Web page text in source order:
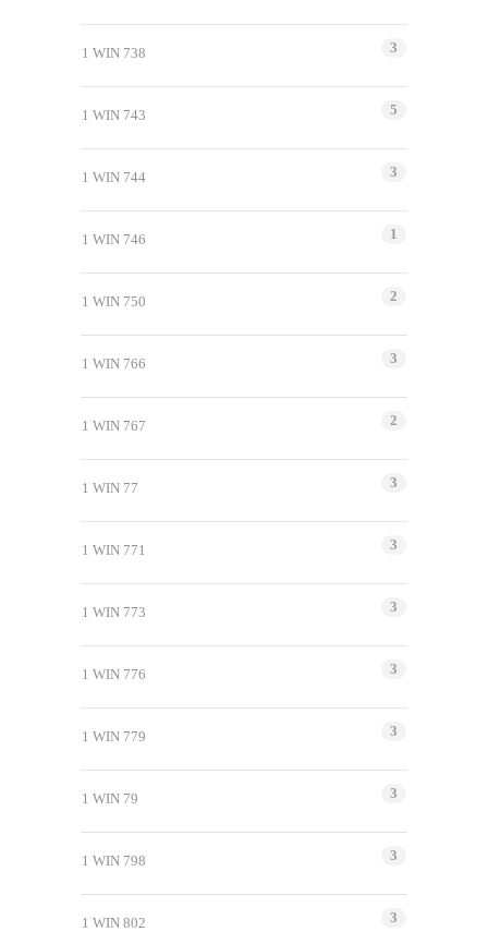
1 WIN 738 3
1 WIN 743 5
1 WIN 744 3
1 WIN 746 1
1 WIN 750 2
1 WIN 766 3
1 WIN 767 2
1 WIN 77 3
1 WIN 771 3
1 WIN 773 3
1 WIN 776 3
1 WIN 779 3
1 WIN 79 3
1 WIN 798 3
1 WIN 802 3